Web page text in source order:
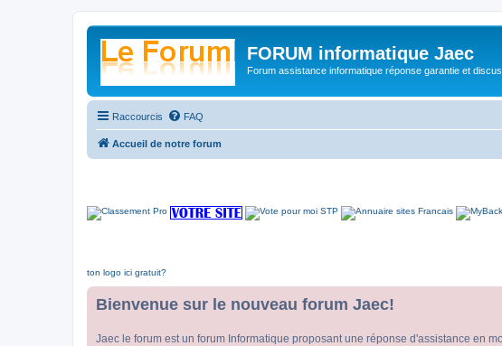
FORUM informatique Jaec
Forum assistance informatique réponse garantie et
Raccourcis FAQ
Accueil de notre forum
ton logo ici gratuit?
Bienvenue sur le nouveau forum Jaec!
Jaec le forum est un forum Informatique proposant une réponse d'assistance en